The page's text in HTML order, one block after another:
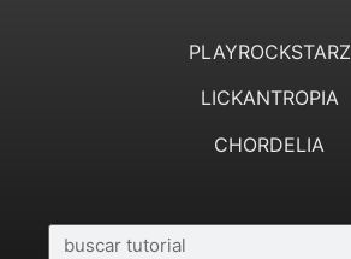
PLAYROCKSTARZ
LICKANTROPIA
CHORDELIA